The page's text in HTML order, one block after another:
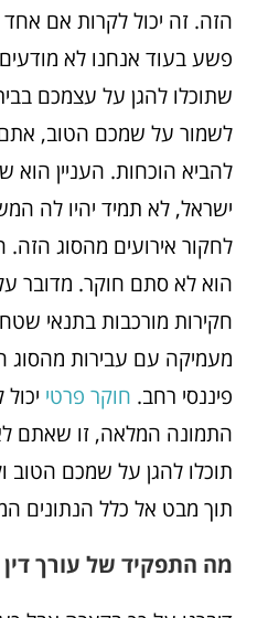
הזה. זה יכול לקרות אם
פשע בעוד אנחנו לא
שתוכלו להגן על עצמכם
לשמור על שמכם הטוב, אתם
להביא הוכחות. העניין
ישראל, לא תמיד יהיו לה
לחקור אירועים מהסוג הזה.
הוא לא סתם חוקר. מדובר
חקירות מורכבות בתנאי
מעמיקה עם עבירות מהסוג
פיננסי רחב. חוקר פרטי
התמונה המלאה, זו שאתם
תוכלו להגן על שמכם הטוב
תוך מבט אל כלל הנתונים
מה התפקיד של עורך